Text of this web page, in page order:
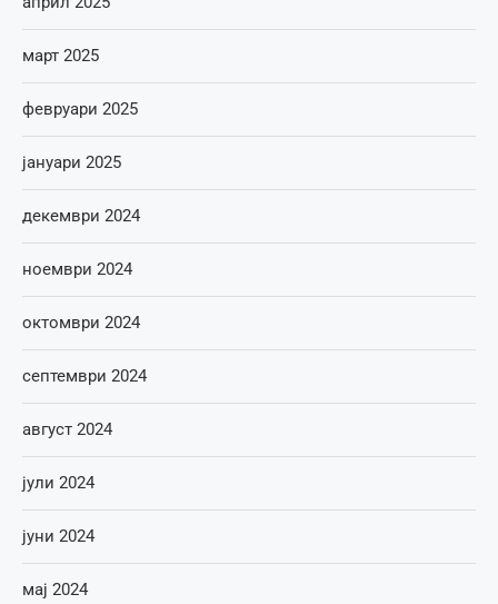
март 2025
февруари 2025
јануари 2025
декември 2024
ноември 2024
октомври 2024
септември 2024
август 2024
јули 2024
јуни 2024
мај 2024